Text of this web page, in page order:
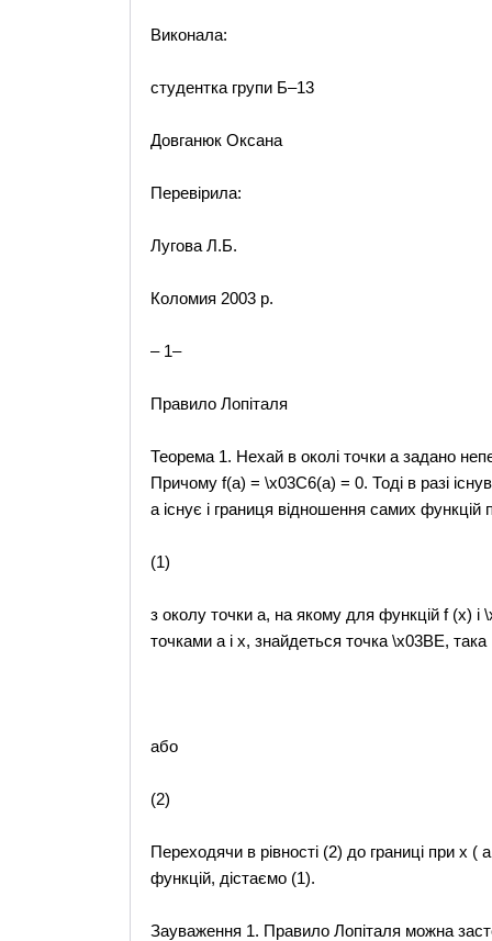
Виконала:
студентка групи Б–13
Довганюк Оксана
Перевірила:
Лугова Л.Б.
Коломия 2003 р.
– 1–
Правило Лопіталя
Теорема 1. Нехай в околі точки а задано
Причому f(а) = \x03C6(а) = 0. Тоді в разі
а існує і границя відношення самих функцій
(1)
з околу точки а, на якому для функцій f (x)
точками а і х, знайдеться точка \x03BE,
або
(2)
Переходячи в рівності (2) до границі при х
функцій, дістаємо (1).
Зауваження 1. Правило Лопіталя можна